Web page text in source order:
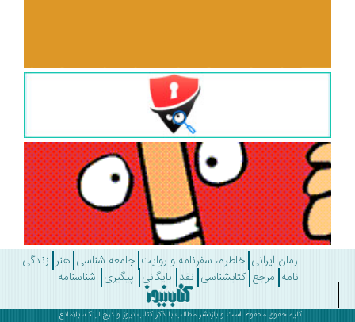
رمان ایرانی خاطره، سفرنامه و روایت جامعه شناسی هنر زندگی
مرجع کتابشناسی نقد بایگانی پیگیری شناسنامه
کلیه حقوق محفوظ است و بازنشر مطالب با ذکرکتاب نیوزو درج لینک، بلامانع .